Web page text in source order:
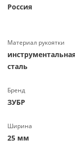
Россия
Материал рукоятки
сталь
Бренд
ЗУБР
Ширина
25 мм